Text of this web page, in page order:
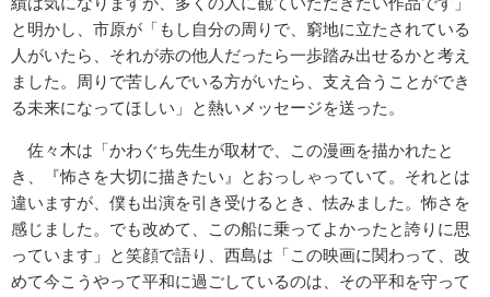
と明かし、市原が「もし自分の周りで、窮地に立たされている
人がいたら、それが赤の他人だったら一歩踏み出せるかと考え
ました。周りで苦しんでいる方がいたら、支え合うことができ
る未来になってほしい」と熱いメッセージを送った。
佐々木は「かわぐち先生が取材で、この漫画を描かれたと
き、『怖さを大切に描きたい』とおっしゃっていて。それとは
違いますが、僕も出演を引き受けるとき、怯みました。怖さを
感じました。でも改めて、この船に乗ってよかったと誇りに思
っています」と笑顔で語り、西島は「この映画に関わって、改
めて今こうやって平和に過ごしているのは、その平和を守って